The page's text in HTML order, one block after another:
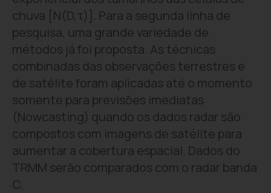
chuva [N(D,τ)]. Para a segunda linha de
pesquisa, uma grande variedade de
métodos já foi proposta. As técnicas
combinadas das observações terrestres e
de satélite foram aplicadas até o momento
somente para previsões imediatas
(Nowcasting) quando os dados radar são
compostos com imagens de satélite para
aumentar a cobertura espacial. Dados do
TRMM serão comparados com o radar banda
C.